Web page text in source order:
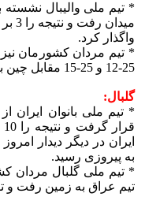
* تیم ملی والیبال نشسته
واگذار کرد.
25-12 و 25-15 مقابل چین به پیروزی رسید.
گلبال:
به پیروزی رسید.
* تیم ملی گلبال مردان
تیم عراق به زمین رفت و توانست با نتیجه